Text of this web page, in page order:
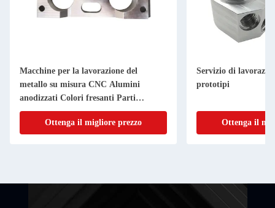
Macchine per la lavorazione del
metallo su misura CNC Alumini
anodizzati Colori fresanti Parti
lavorate Turning Parts Machining
Ottenga il migliore prezzo
Servizio di
prototipi
Ottenga il